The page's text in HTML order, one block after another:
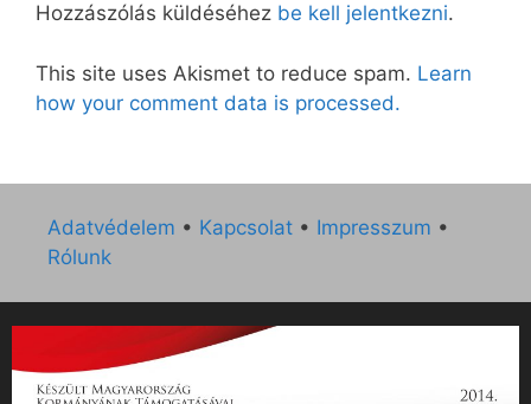
Hozzászólás küldéséhez be kell jelentkezni.
This site uses Akismet to reduce spam. Learn
how your comment data is processed.
Adatvédelem • Kapcsolat • Impresszum •
Rólunk